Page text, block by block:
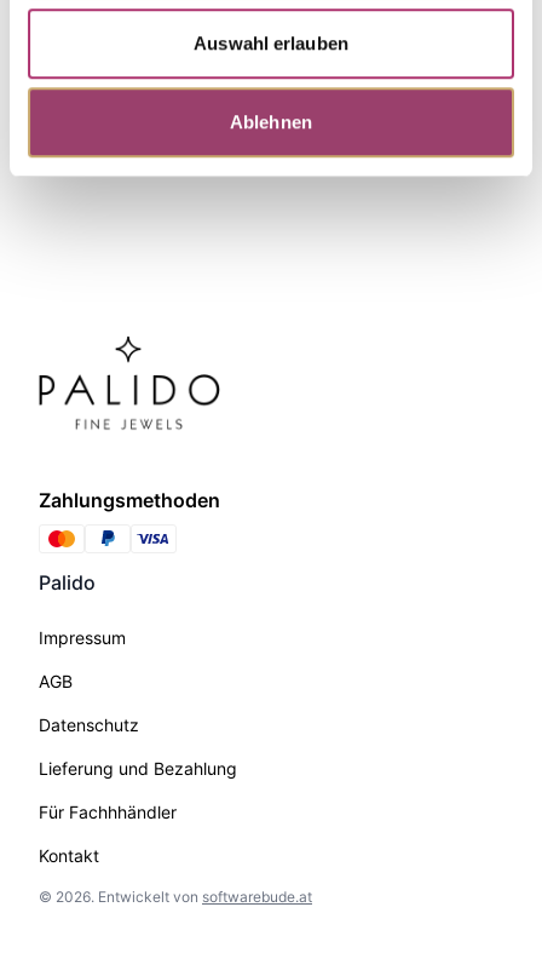
Auswahl erlauben
Ablehnen
Weitere Stücke entdecken.
Zahlungsmethoden
Palido
Impressum
AGB
Datenschutz
Lieferung und Bezahlung
Für Fachhhändler
Kontakt
© 2026. Entwickelt von softwarebude.at